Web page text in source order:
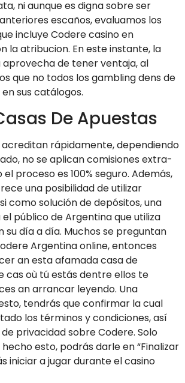
ni aunque es digna sobre ser
escaños, evaluamos los
incluye Codere casino en
la atribucion. En este instante, la
de tener ventaja, al
que no todos los gambling dens de
sus catálogos.
De Apuestas
acreditan rápidamente, dependiendo
no se aplican comisiones extra-
proceso es 100% seguro. Además,
una posibilidad de utilizar
como solución de depósitos, una
público de Argentina que utiliza
su día a día. Muchos se preguntan
Argentina online, entonces
an esta afamada casa de
cas où tú estás dentre ellos te
an arrancar leyendo. Una
tendrás que confirmar la cual
los términos y condiciones, así
privacidad sobre Codere. Solo
esto, podrás darle en “Finalizar
iniciar a jugar durante el casino